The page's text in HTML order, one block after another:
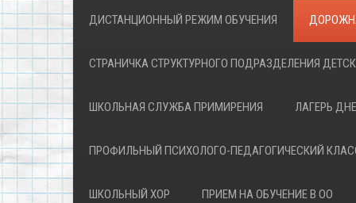
ДИСТАНЦИОННЫЙ РЕЖИМ ОБУЧЕНИЯ
СТРАНИЧКА СТРУКТУРНОГО ПОДРАЗДЕЛЕНИЯ
ШКОЛЬНАЯ СЛУЖБА ПРИМИРЕНИЯ ЛАГЕРЬ
ПРОФИЛЬНЫЙ ПСИХОЛОГО-ПЕДАГОГИЧЕСКИЙ
ШКОЛЬНЫЙ ХОР ПРИЕМ НА ОБУЧЕНИЕ В ОО